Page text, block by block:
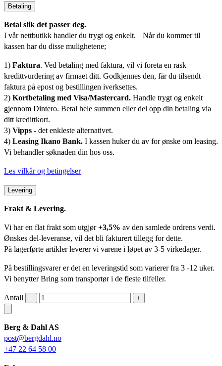
Betaling
Betal slik det passer deg.
I vår nettbutikk handler du trygt og enkelt. Når du kommer til
kassen har du disse mulighetene;
1) Faktura. Ved betaling med faktura, vil vi foreta en rask
kredittvurdering av firmaet ditt. Godkjennes den, får du tilsendt
faktura på epost og bestillingen iverksettes.
2) Kortbetaling med Visa/Mastercard. Handle trygt og enkelt
gjennom Dintero. Betal hele summen eller del opp din betaling via
ditt kredittkort.
3) Vipps - det enkleste alternativet.
4) Leasing Ikano Bank. I kassen huker du av for ønske om leasing.
Vi behandler søknaden din hos oss.
Les vilkår og betingelser
Levering
Frakt & Levering.
Vi har en flat frakt som utgjør+3,5% av den samlede ordrens verdi.
Ønskes del-leveranse, vil det bli fakturert tillegg for dette.
På lagerførte artikler leverer vi varene i løpet av 3-5 virkedager.
På bestillingsvarer er det en leveringstid som varierer fra 3 -12 uker.
Vi benytter Bring som transportør i de fleste tilfeller.
Antall − +
Berg & Dahl AS
post@bergdahl.no
+47 22 64 58 00